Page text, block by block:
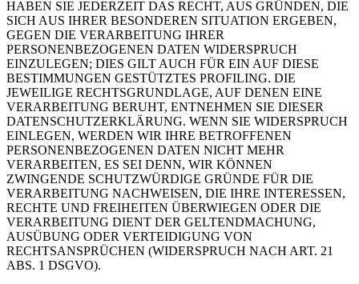
HABEN SIE JEDERZEIT DAS RECHT, AUS GRÜNDEN, DIE
SICH AUS IHRER BESONDEREN SITUATION ERGEBEN,
GEGEN DIE VERARBEITUNG IHRER
PERSONENBEZOGENEN DATEN WIDERSPRUCH
EINZULEGEN; DIES GILT AUCH FÜR EIN AUF DIESE
BESTIMMUNGEN GESTÜTZTES PROFILING. DIE
JEWEILIGE RECHTSGRUNDLAGE, AUF DENEN EINE
VERARBEITUNG BERUHT, ENTNEHMEN SIE DIESER
DATENSCHUTZERKLÄRUNG. WENN SIE WIDERSPRUCH
EINLEGEN, WERDEN WIR IHRE BETROFFENEN
PERSONENBEZOGENEN DATEN NICHT MEHR
VERARBEITEN, ES SEI DENN, WIR KÖNNEN
ZWINGENDE SCHUTZWÜRDIGE GRÜNDE FÜR DIE
VERARBEITUNG NACHWEISEN, DIE IHRE INTERESSEN,
RECHTE UND FREIHEITEN ÜBERWIEGEN ODER DIE
VERARBEITUNG DIENT DER GELTENDMACHUNG,
AUSÜBUNG ODER VERTEIDIGUNG VON
RECHTSANSPRÜCHEN (WIDERSPRUCH NACH ART. 21
ABS. 1 DSGVO).